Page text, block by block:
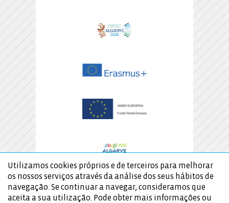
Utilizamos cookies próprios e de terceiros para melhorar
os nossos serviços através da análise dos seus hábitos de
navegação. Se continuar a navegar, consideramos que
aceita a sua utilização. Pode obter mais informações ou